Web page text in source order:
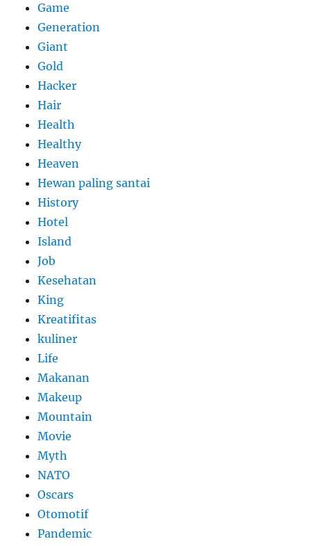
Game
Generation
Giant
Gold
Hacker
Hair
Health
Healthy
Heaven
Hewan paling santai
History
Hotel
Island
Job
Kesehatan
King
Kreatifitas
kuliner
Life
Makanan
Makeup
Mountain
Movie
Myth
NATO
Oscars
Otomotif
Pandemic